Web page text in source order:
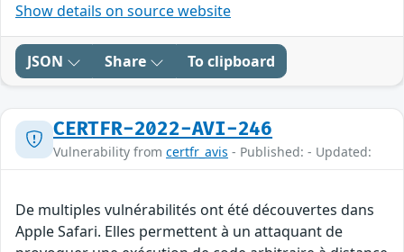
Show details on source website
JSON Share To clipboard
CERTFR-2022-AVI-246
Vulnerability from certfr_avis - Published: - Updated:
De multiples vulnérabilités ont été découvertes dans
Apple Safari. Elles permettent à un attaquant de